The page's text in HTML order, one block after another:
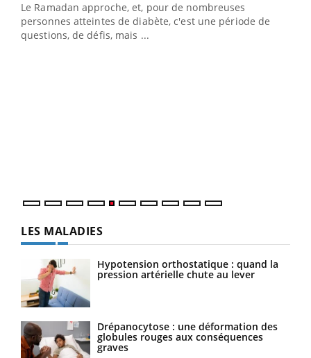
Le Ramadan approche, et, pour de nombreuses
personnes atteintes de diabète, c'est une période de
questions, de défis, mais ...
LES MALADIES
Hypotension orthostatique : quand la
pression artérielle chute au lever
Drépanocytose : une déformation des
globules rouges aux conséquences
graves